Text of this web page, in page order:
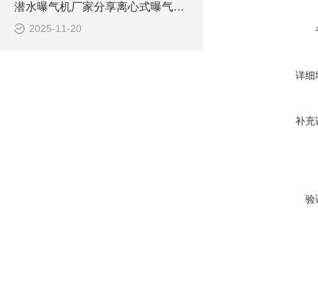
潜水曝气机厂家分享离心式曝气机与射流式曝气机如何选型
2025-11-20
详细
补充
验